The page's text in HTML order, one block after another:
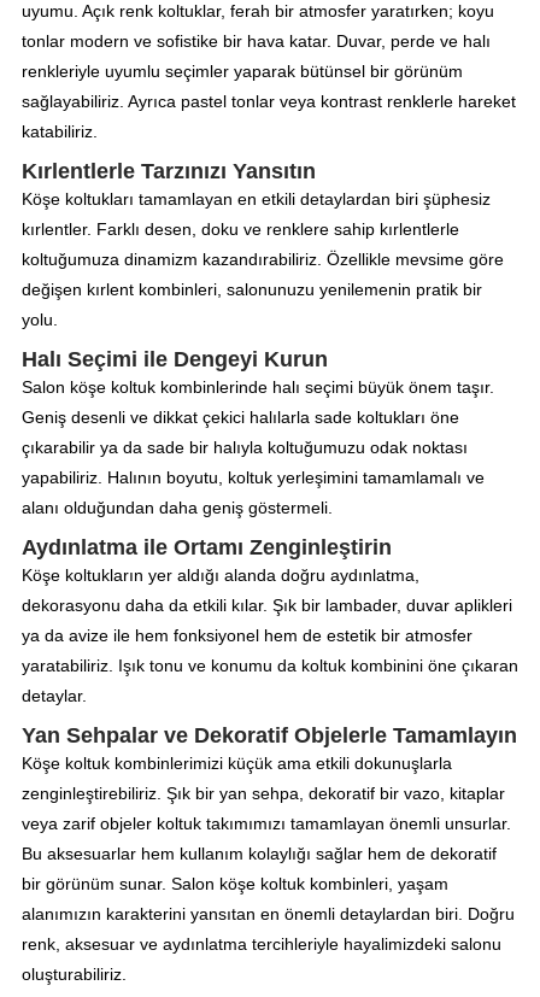
uyumu. Açık renk koltuklar, ferah bir atmosfer yaratırken; koyu
tonlar modern ve sofistike bir hava katar. Duvar, perde ve halı
renkleriyle uyumlu seçimler yaparak bütünsel bir görünüm
sağlayabiliriz. Ayrıca pastel tonlar veya kontrast renklerle hareket
katabiliriz.
Kırlentlerle Tarzınızı Yansıtın
Köşe koltukları tamamlayan en etkili detaylardan biri şüphesiz
kırlentler. Farklı desen, doku ve renklere sahip kırlentlerle
koltuğumuza dinamizm kazandırabiliriz. Özellikle mevsime göre
değişen kırlent kombinleri, salonunuzu yenilemenin pratik bir
yolu.
Halı Seçimi ile Dengeyi Kurun
Salon köşe koltuk kombinlerinde halı seçimi büyük önem taşır.
Geniş desenli ve dikkat çekici halılarla sade koltukları öne
çıkarabilir ya da sade bir halıyla koltuğumuzu odak noktası
yapabiliriz. Halının boyutu, koltuk yerleşimini tamamlamalı ve
alanı olduğundan daha geniş göstermeli.
Aydınlatma ile Ortamı Zenginleştirin
Köşe koltukların yer aldığı alanda doğru aydınlatma,
dekorasyonu daha da etkili kılar. Şık bir lambader, duvar aplikleri
ya da avize ile hem fonksiyonel hem de estetik bir atmosfer
yaratabiliriz. Işık tonu ve konumu da koltuk kombinini öne çıkaran
detaylar.
Yan Sehpalar ve Dekoratif Objelerle Tamamlayın
Köşe koltuk kombinlerimizi küçük ama etkili dokunuşlarla
zenginleştirebiliriz. Şık bir yan sehpa, dekoratif bir vazo, kitaplar
veya zarif objeler koltuk takımımızı tamamlayan önemli unsurlar.
Bu aksesuarlar hem kullanım kolaylığı sağlar hem de dekoratif
bir görünüm sunar. Salon köşe koltuk kombinleri, yaşam
alanımızın karakterini yansıtan en önemli detaylardan biri. Doğru
renk, aksesuar ve aydınlatma tercihleriyle hayalimizdeki salonu
oluşturabiliriz.